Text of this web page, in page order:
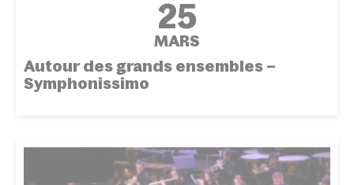
25
MARS
Autour des grands ensembles –
Symphonissimo